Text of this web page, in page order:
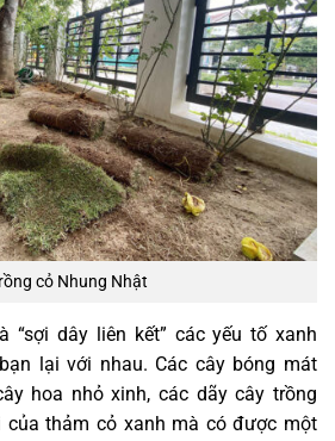
cỏ Nhung Nhật
“sợi dây liên kết” các yếu tố xanh
lại với nhau. Các cây bóng mát
hoa nhỏ xinh, các dãy cây trồng
của thảm cỏ xanh mà có được một